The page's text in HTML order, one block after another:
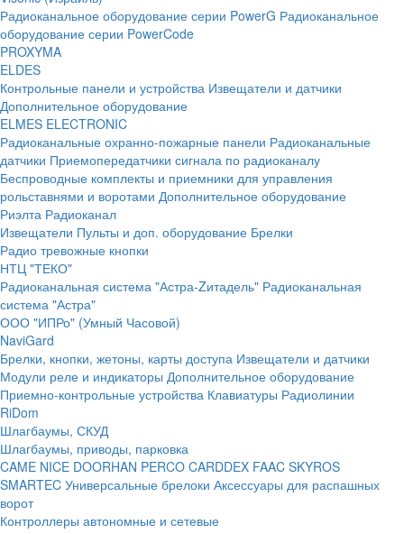
Радиоканальное оборудование серии PowerG Радиоканальное
оборудование серии PowerCode
PROXYMA
ELDES
Контрольные панели и устройства Извещатели и датчики
Дополнительное оборудование
ELMES ELECTRONIC
Радиоканальные охранно-пожарные панели Радиоканальные
датчики Приемопередатчики сигнала по радиоканалу
Беспроводные комплекты и приемники для управления
рольставнями и воротами Дополнительное оборудование
Риэлта Радиоканал
Извещатели Пульты и доп. оборудование Брелки
Радио тревожные кнопки
НТЦ "ТЕКО"
Радиоканальная система "Астра-Zитадель" Радиоканальная
система "Астра"
ООО "ИПРо" (Умный Часовой)
NaviGard
Брелки, кнопки, жетоны, карты доступа Извещатели и датчики
Модули реле и индикаторы Дополнительное оборудование
Приемно-контрольные устройства Клавиатуры Радиолинии
RiDom
Шлагбаумы, СКУД
Шлагбаумы, приводы, парковка
CAME NICE DOORHAN PERCO CARDDEX FAAC SKYROS
SMARTEC Универсальные брелоки Аксессуары для распашных
ворот
Контроллеры автономные и сетевые